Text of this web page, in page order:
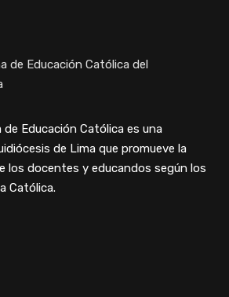
de Educación Católica es una
de Lima que promueve la
los docentes y educandos según los
Católica.